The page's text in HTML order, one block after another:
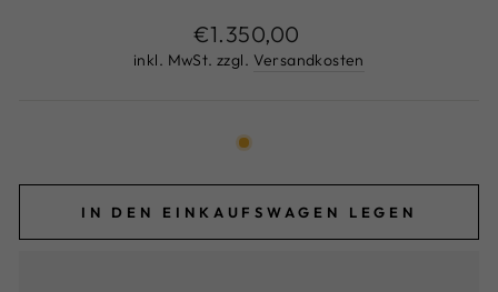
Normaler
Preis
€1.350,00
inkl. MwSt. zzgl. Versandkosten
IN DEN EINKAUFSWAGEN LEGEN